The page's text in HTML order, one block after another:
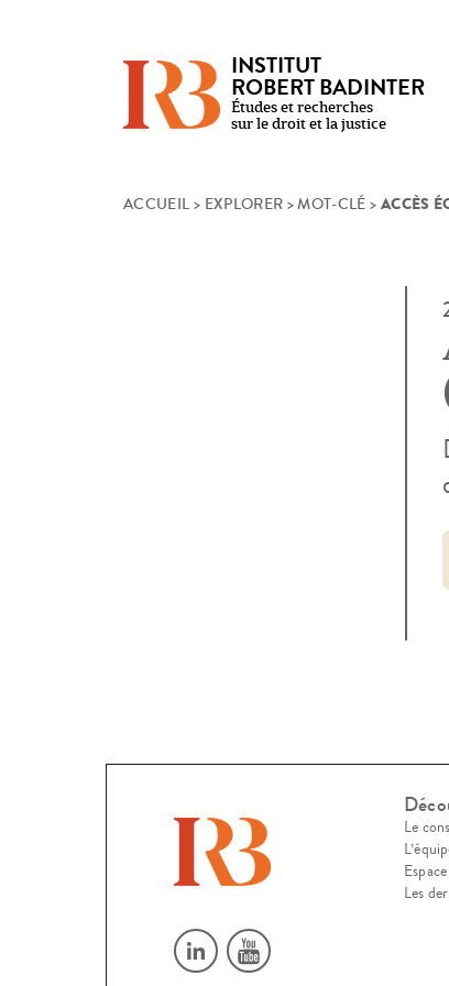
INSTITUT
ROBERT BADINTER
Études et recherches
sur le droit et la justice
ACCUEIL > EXPLORER >MOT-CLÉ > ACCÈS
Le
Les